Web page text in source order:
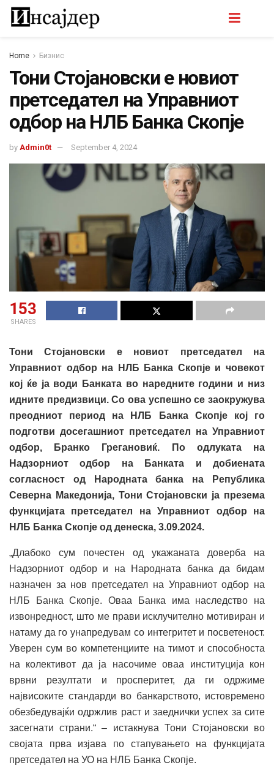
Home Бизнис
Тони Стојановски е новиот
претседател на Управниот
одбор на НЛБ Банка Скопје
by Admin0t September 4, 2024
153
SHARES
Тони Стојановски е новиот претседател на
Управниот одбор на НЛБ Банка Скопје и човекот
кој ќе ја води Банката во наредните години и низ
идните предизвици. Со ова успешно се заокружува
преодниот период на НЛБ Банка Скопје кој го
подготви досегашниот претседател на Управниот
одбор, Бранко Грегановиќ. По одлуката на
Надзорниот одбор на Банката и добиената
согласност од Народната банка на Република
Северна Македонија, Тони Стојановски ја презема
функцијата претседател на Управниот одбор
на
НЛБ Банка Скопје од денеска, 3.09.2024.
„Длабоко сум почестен од укажаната доверба на
Надзорниот одбор и на Народната банка да бидам
назначен за нов претседател на Управниот одбор на
НЛБ Банка Скопје. Оваа Банка има наследство на
извонредност, што ме прави исклучително мотивиран и
натаму да го унапредувам со интегритет и посветеност.
Уверен сум во компетенциите на тимот и способноста
на колективот да ја насочиме оваа институција кон
врвни резултати и просперитет, да ги одржиме
највисоките стандарди во банкарството, истовремено
обезбедувајќи одржлив раст и заеднички успех за сите
засегнати страни.“ – истакнува Тони Стојановски во
својата прва изјава по стапувањето на функцијата
претседател на УО на НЛБ Банка Скопје.